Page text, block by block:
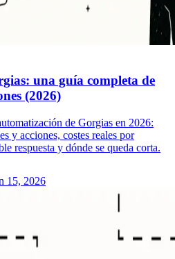
una guía completa de
(2026)
de Gorgias en 2026:
y acciones, costes reales por
respuesta y dónde se queda corta.
15, 2026